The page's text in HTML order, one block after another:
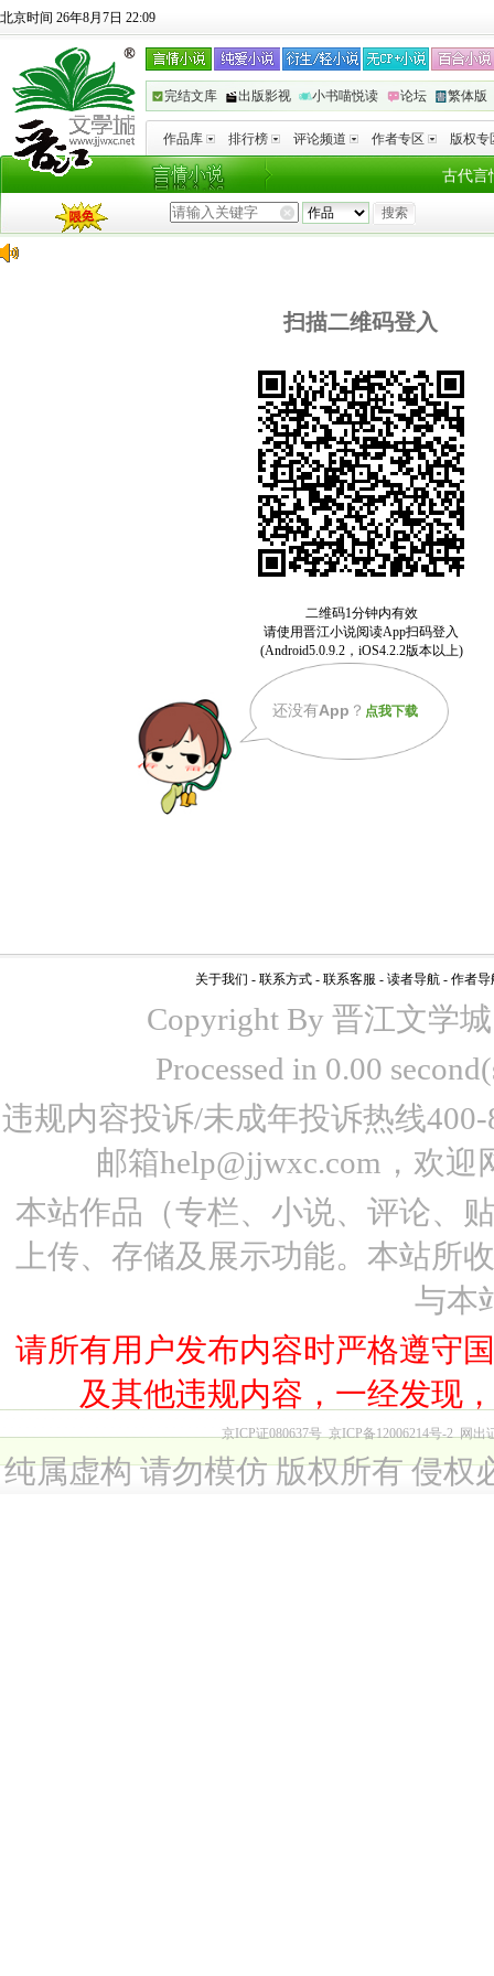
北京时间 26年8月7日 22:09
完结文库 出版影视 小书喵悦读 论坛 繁体版
作品库 排行榜 评论频道 作者专区 版权专
古代言
扫描二维码登入
还没有App ？ 点我下载
关于我们 - 联系方式 - 联系客服 - 读者导航 - 作者导
Copyright By 晋江文学
Processed in 0.00
违规内容投诉/未成年投诉热线
邮箱help@jjwxc.com，欢
本站作品（专栏、小说、评论、
上传、存储及展示功能。本站所
与本
请所有用户发布内容时严格遵守
及其他违规内容，一经发现
京ICP证080637号 京ICP备12006214号-2 网出
纯属虚构 请勿模仿 版权所有 侵权